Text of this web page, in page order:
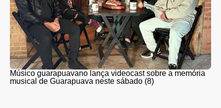
Músico guarapuavano lança videocast sobre a memória
musical de Guarapuava neste sábado (8)